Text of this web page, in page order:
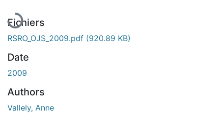
Fichiers
RSRO_OJS_2009.pdf (920.89 KB)
Date
2009
Authors
Vallely, Anne